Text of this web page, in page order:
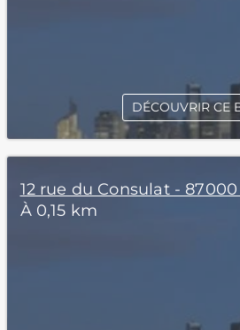
DÉCOUVRIR CE
12 rue du Consulat -
À 0,15 km